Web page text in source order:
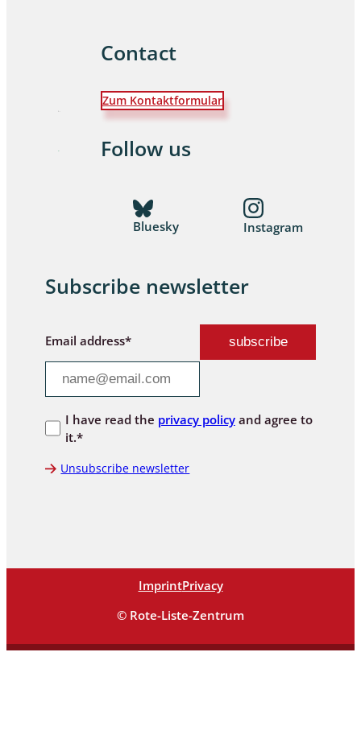
Contact
Zum Kontaktformular
Follow us
Bluesky Instagram
Subscribe newsletter
Email address*
I have read the privacy policyand agree to
it.*
Unsubscribe newsletter
ImprintPrivacy
© Rote-Liste-Zentrum